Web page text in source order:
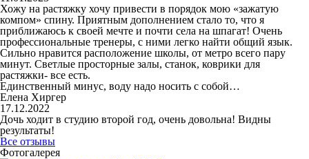
Хожу на растяжку хочу привести в порядок мою «зажатую
компом» спину. Приятным дополнением стало то, что я
приближаюсь к своей мечте и почти села на шпагат! Очень
профессиональные тренеры, с ними легко найти общий язык.
Сильно нравится расположение школы, от метро всего пару
минут. Светлые просторные залы, станок, коврики для
растяжки- все есть.
Единственный минус, воду надо носить с собой…
Елена Хиргер
17.12.2022
Дочь ходит в студию второй год, очень довольна! Видны
результаты!
Все отзывы
Фотогалерея